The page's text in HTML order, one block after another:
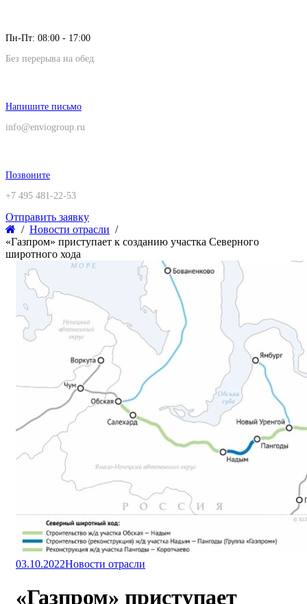
Пн-Пт: 08:00 - 17:00
Без перерыва на обед
Напишите письмо
info@enviogroup.ru
Позвоните
+7 495 481-22-53
Отправить заявку
Новости отрасли
«Газпром» приступает к созданию участка Северного
широтного хода
03.10.2022Новости отрасли
«Газпром» приступает